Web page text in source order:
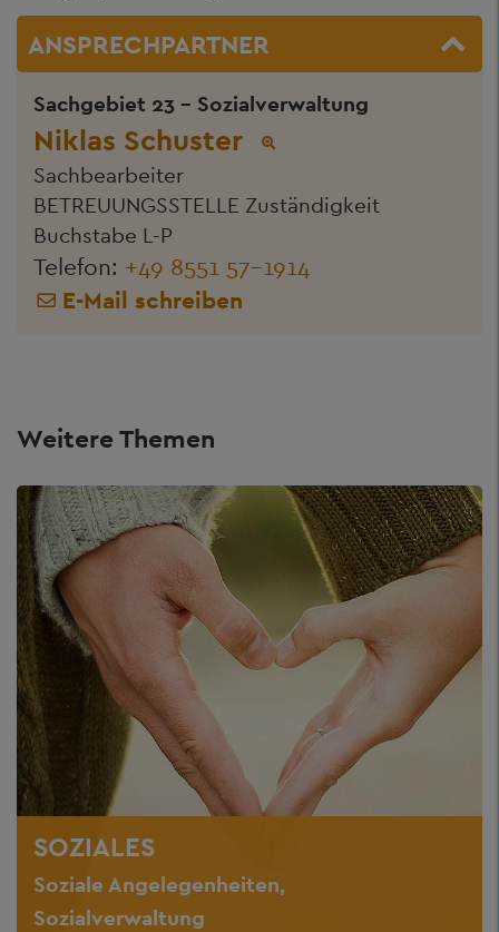
ANSPRECHPARTNER
Sachgebiet 23 - Sozialverwaltung
Niklas Schuster
Sachbearbeiter
BETREUUNGSSTELLE Zuständigkeit
Buchstabe L-P
Telefon: +49 8551 57-1914
E-Mail schreiben
Weitere Themen
SOZIALES
Soziale Angelegenheiten,
Sozialverwaltung